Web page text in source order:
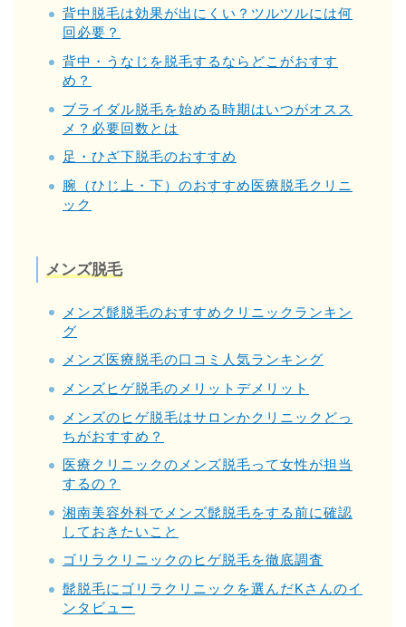
背中脱毛は効果が出にくい？ツルツルには何
回必要？
背中・うなじを脱毛するならどこがおすす
め？
ブライダル脱毛を始める時期はいつがオスス
メ？必要回数とは
足・ひざ下脱毛のおすすめ
腕（ひじ上・下）のおすすめ医療脱毛クリニ
ック
メンズ脱毛
メンズ髭脱毛のおすすめクリニックランキン
グ
メンズ医療脱毛の口コミ人気ランキング
メンズヒゲ脱毛のメリットデメリット
メンズのヒゲ脱毛はサロンかクリニックどっ
ちがおすすめ？
医療クリニックのメンズ脱毛って女性が担当
するの？
湘南美容外科でメンズ髭脱毛をする前に確認
しておきたいこと
ゴリラクリニックのヒゲ脱毛を徹底調査
髭脱毛にゴリラクリニックを選んだKさんのイ
ンタビュー